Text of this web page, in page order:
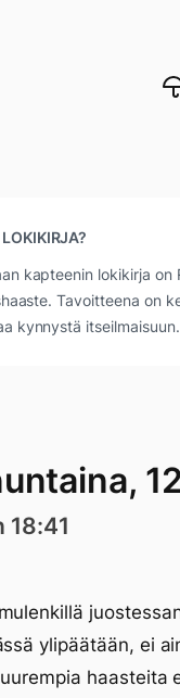
kapteenin lokikirja
Tavoitteena on
kynnystä itseilmaisuun.
18:41
ylipäätään, ei
haasteita